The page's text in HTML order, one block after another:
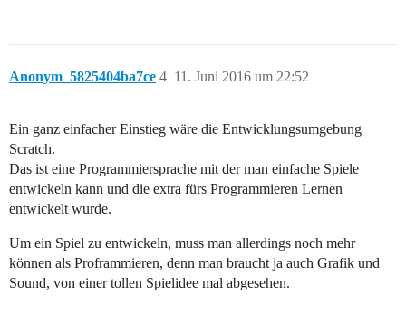
Anonym_5825404ba7ce 11. Juni 2016 um 22:52
4
Ein ganz einfacher Einstieg wäre die Entwicklungsumgebung
Scratch.
Das ist eine Programmiersprache mit der man einfache Spiele
entwickeln kann und die extra fürs Programmieren Lernen
entwickelt wurde.
Um ein Spiel zu entwickeln, muss man allerdings noch mehr
können als Proframmieren, denn man braucht ja auch Grafik und
Sound, von einer tollen Spielidee mal abgesehen.